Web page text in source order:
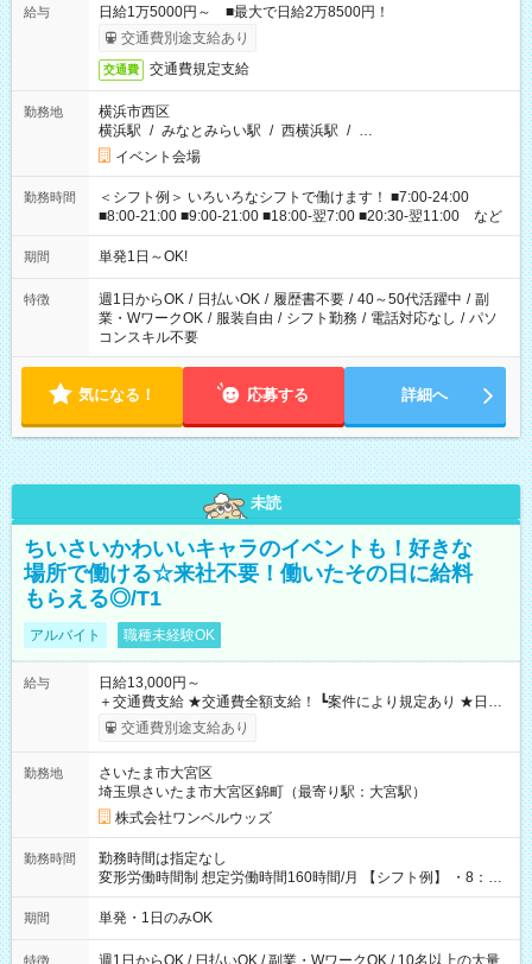
給与
日給1万5000円～ ■最大で日給2万8500円！
交通費別途支給あり
交通費 交通費規定支給
勤務地
横浜市西区
横浜駅 / みなとみらい駅 / 西横浜駅 / …
イベント会場
勤務時間
＜シフト例＞ いろいろなシフトで働けます！ ■7:00-24:00
■8:00-21:00 ■9:00-21:00 ■18:00-翌7:00 ■20:30-翌11:00 など
期間 単発1日～OK!
特徴 週1日からOK / 日払いOK / 履歴書不要 / 40～50代活躍中 / 副
業・WワークOK / 服装自由 / シフト勤務 / 電話対応なし / パソ
コンスキル不要
気になる！ 応募する 詳細へ
未読
ちいさいかわいいキャラのイベントも！好きな
場所で働ける☆来社不要！働いたその日に給料
もらえる◎/T1
アルバイト 職種未経験OK
給与
日給13,000円～
＋交通費支給 ★交通費全額支給！ ┗案件により規定あり ★日払
いOK！（規定あり） ┗働いたその日に現金GET♪ お仕事後はコ
ンビニATMから 日払い分を引き落とせます！ 【試用期間】試
交通費別途支給あり
勤務地
さいたま市大宮区
埼玉県さいたま市大宮区錦町（最寄り駅：大宮駅）
株式会社ワンベルウッズ
勤務時間
勤務時間は指定なし
変形労働時間制 想定労働時間160時間/月 【シフト例】 ・8：00
～21：00
期間 単発・1日のみOK
特徴
週1日からOK / 日払いOK / 副業・WワークOK / 10名以上の大量